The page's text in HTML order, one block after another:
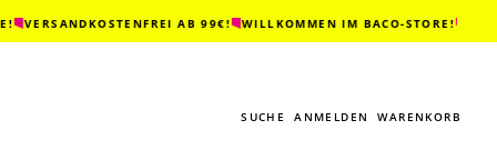
AB 99€! WILLKOMMEN IM BACO-STORE!
SUCHE ANMELDEN WARENKORB